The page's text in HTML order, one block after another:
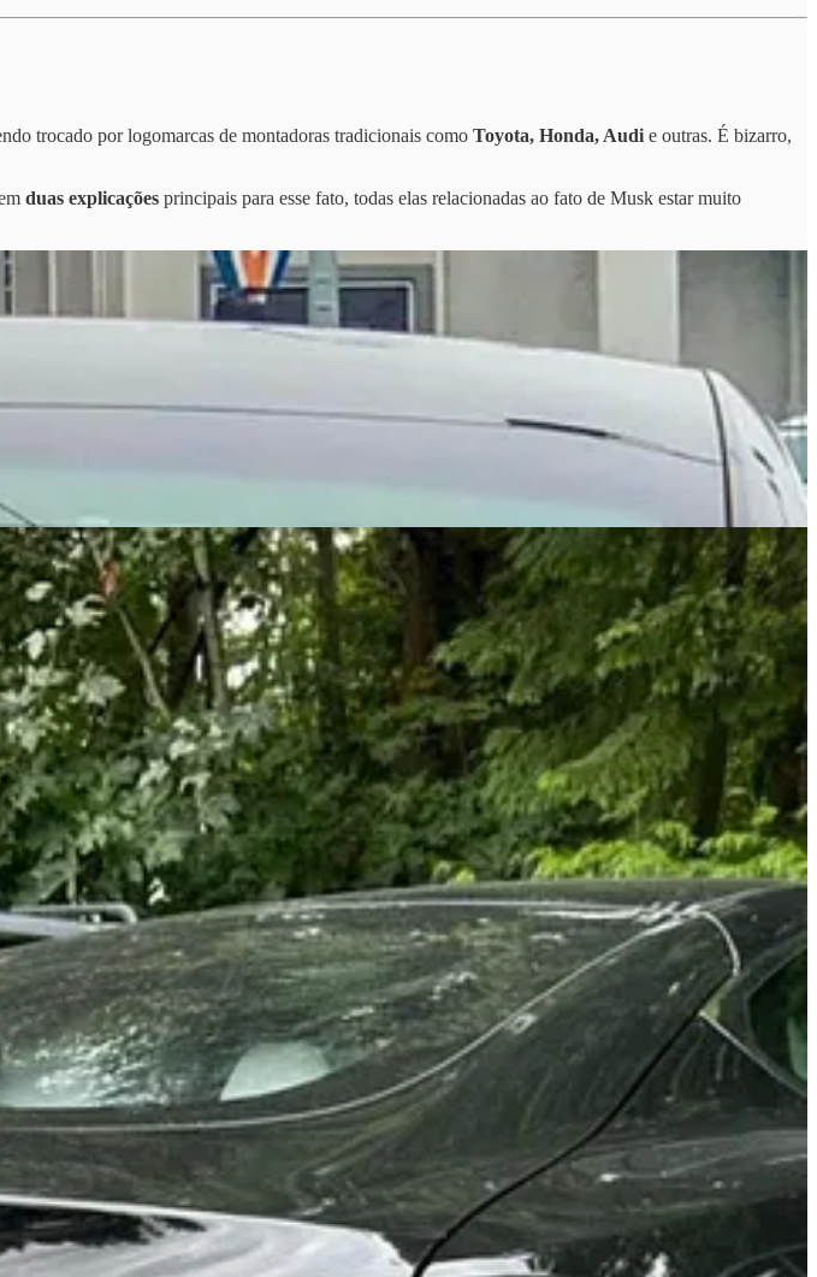
trocado por logomarcas de montadoras tradicionais como Toyota, Honda, Audi e outras. É bizarro,
duas explicações principais para esse fato, todas elas relacionadas ao fato de Musk estar muito
aversão à figura de Elon Musk também tem gerado protestos em frente a lojas e fábricas da Tesla.
na Europa. Os veículos estão sendo danificados ou pichados com frases de protesto contra as posições
com aTeslapara acelerar a transição dos carros à combustão para os veículos elétricos. Apesar da
baterias e de direção autônoma com fabricantes de veículos ocidentais, apesar das disputas comerciais.